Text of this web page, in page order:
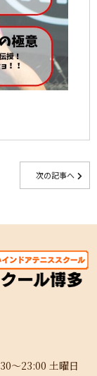
次の記事へ
～23:00 土曜日